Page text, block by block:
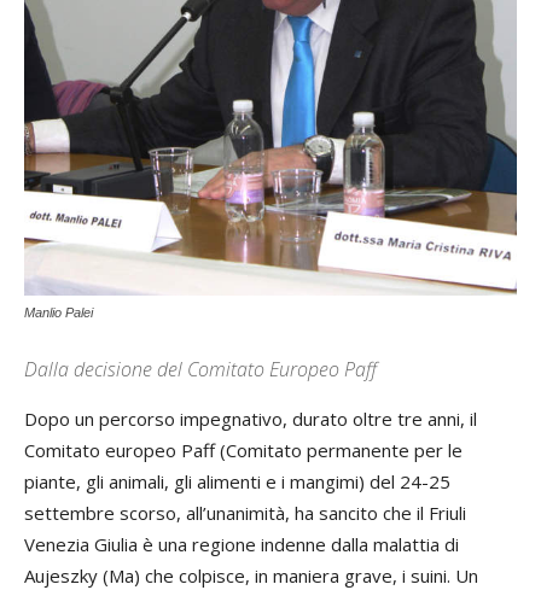
Manlio Palei
Dalla decisione del Comitato Europeo Paff
Dopo un percorso impegnativo, durato oltre tre anni, il
Comitato europeo Paff (Comitato permanente per le
piante, gli animali, gli alimenti e i mangimi) del 24-25
settembre scorso, all’unanimità, ha sancito che il Friuli
Venezia Giulia è una regione indenne dalla malattia di
Aujeszky (Ma) che colpisce, in maniera grave, i suini. Un